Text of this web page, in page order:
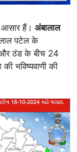
हैं। अंबालाल
पटेल के
और ठंड के बीच 24
भविष्यवाणी की